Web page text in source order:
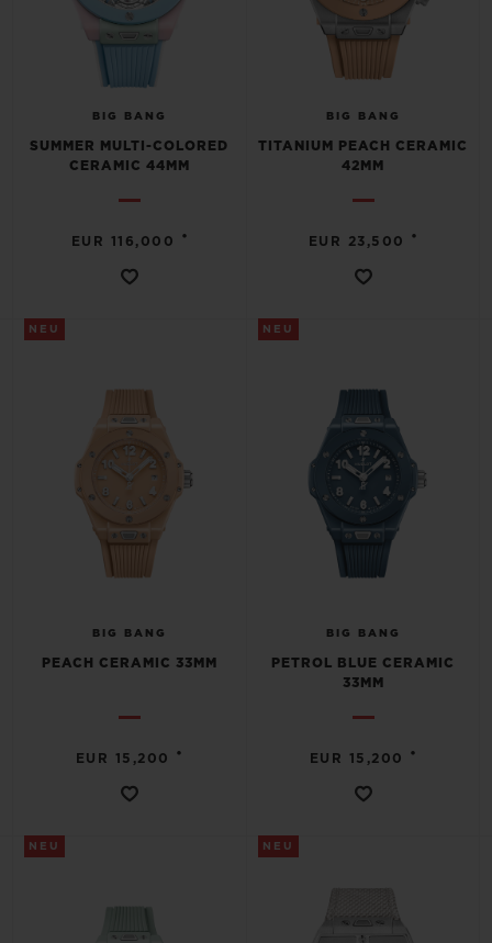
BIG BANG
SUMMER MULTI-COLORED
CERAMIC 44MM
EUR 116,000 •
BIG BANG
TITANIUM PEACH CERAMIC
42MM
EUR 23,500 •
NEU
BIG BANG
PEACH CERAMIC 33MM
EUR 15,200 •
NEU
BIG BANG
PETROL BLUE CERAMIC
33MM
EUR 15,200 •
NEU NEU